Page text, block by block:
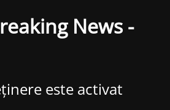
News -
este activat